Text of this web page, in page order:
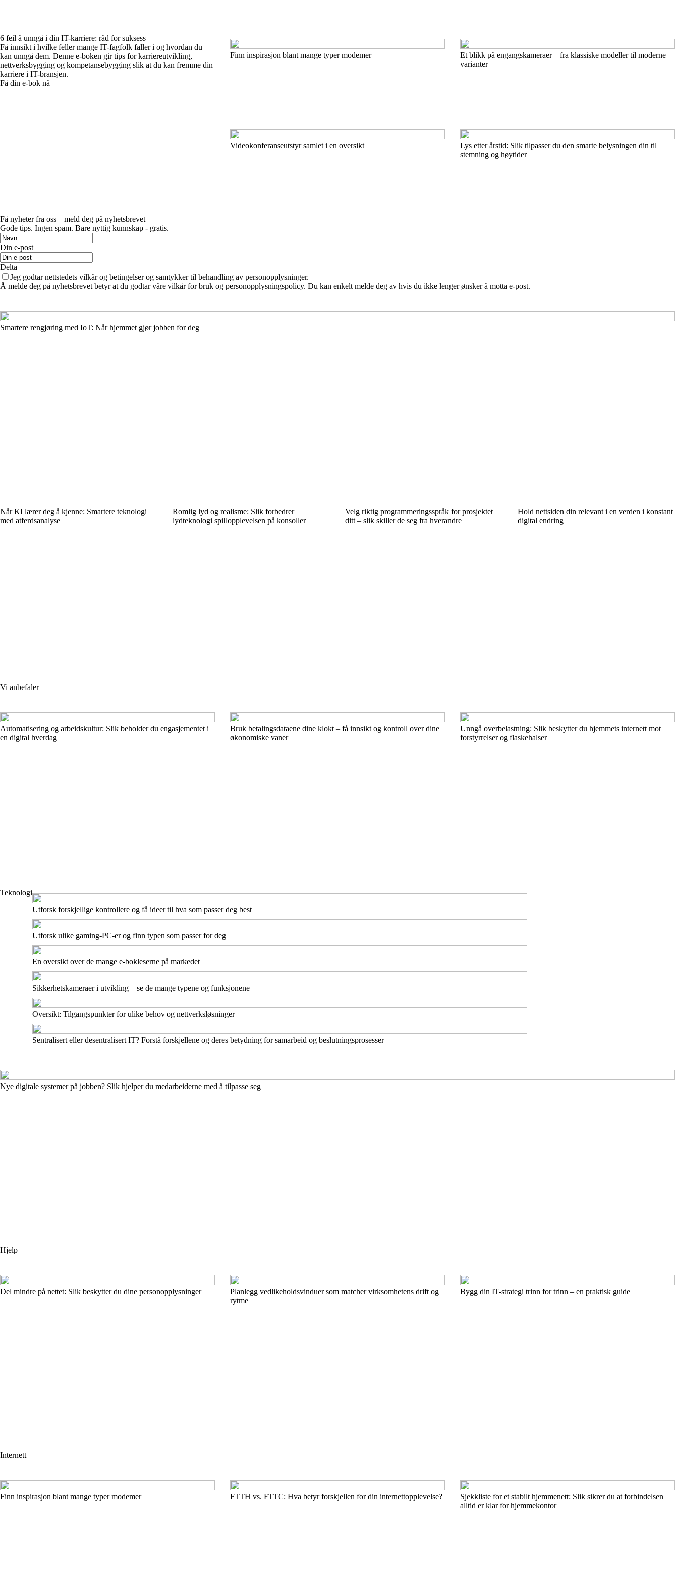
6 feil å unngå i din IT-karriere: råd for suksess
Få innsikt i hvilke feller mange IT-fagfolk faller i og hvordan du
kan unngå dem. Denne e-boken gir tips for karriereutvikling,
nettverksbygging og kompetansebygging slik at du kan fremme din
karriere i IT-bransjen.
Få din e-bok nå
Finn inspirasjon blant mange typer modemer
Videokonferanseutstyr samlet i en oversikt
Et blikk på engangskameraer – fra klassiske modeller til moderne
varianter
Lys etter årstid: Slik tilpasser du den smarte belysningen din til
stemning og høytider
Få nyheter fra oss – meld deg på nyhetsbrevet
Gode ​​tips. Ingen spam. Bare nyttig kunnskap - gratis.
Din e-post
Delta
Jeg godtar nettstedets vilkår og betingelser og samtykker til behandling av personopplysninger.
Å melde deg på nyhetsbrevet betyr at du godtar våre vilkår for bruk og personopplysningspolicy. Du kan enkelt melde deg av hvis du ikke lenger ønsker å motta e-post.
Smartere rengjøring med IoT: Når hjemmet gjør jobben for deg
Når KI lærer deg å kjenne: Smartere teknologi
med atferdsanalyse
Romlig lyd og realisme: Slik forbedrer
lydteknologi spillopplevelsen på konsoller
Velg riktig programmeringsspråk for prosjektet
ditt – slik skiller de seg fra hverandre
Hold nettsiden din relevant i en verden i konstant
digital endring
Vi anbefaler
Automatisering og arbeidskultur: Slik beholder du engasjementet i
en digital hverdag
Bruk betalingsdataene dine klokt – få innsikt og kontroll over dine
økonomiske vaner
Unngå overbelastning: Slik beskytter du hjemmets internett mot
forstyrrelser og flaskehalser
Teknologi
Utforsk forskjellige kontrollere og få ideer til hva som passer deg best
Utforsk ulike gaming-PC-er og finn typen som passer for deg
En oversikt over de mange e-bokleserne på markedet
Sikkerhetskameraer i utvikling – se de mange typene og funksjonene
Oversikt: Tilgangspunkter for ulike behov og nettverksløsninger
Sentralisert eller desentralisert IT? Forstå forskjellene og deres betydning for samarbeid og beslutningsprosesser
Nye digitale systemer på jobben? Slik hjelper du medarbeiderne med å tilpasse seg
Hjelp
Del mindre på nettet: Slik beskytter du dine personopplysninger
Planlegg vedlikeholdsvinduer som matcher virksomhetens drift og
rytme
Bygg din IT-strategi trinn for trinn – en praktisk guide
Internett
Finn inspirasjon blant mange typer modemer FTTH vs. FTTC: Hva betyr forskjellen for din internettopplevelse?
Sjekkliste for et stabilt hjemmenett: Slik sikrer du at forbindelsen
alltid er klar for hjemmekontor